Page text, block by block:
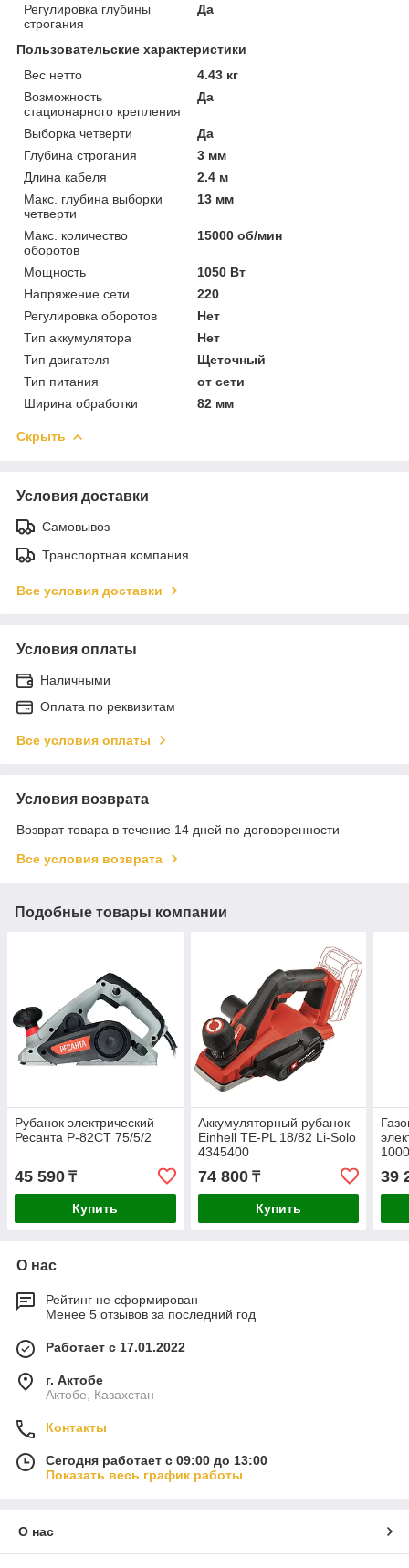
Регулировка глубины
строгания
Да
Пользовательские характеристики
Вес нетто
4.43 кг
Возможность
стационарного крепления
Да
Выборка четверти
Да
Глубина строгания
3 мм
Длина кабеля
2.4 м
Макс. глубина выборки
четверти
13 мм
Макс. количество
оборотов
15000 об/мин
Мощность
1050 Вт
Напряжение сети
220
Регулировка оборотов
Нет
Тип аккумулятора
Нет
Тип двигателя
Щеточный
Тип питания
от сети
Ширина обработки
82 мм
Скрыть
Условия доставки
Самовывоз
Транспортная компания
Все условия доставки
Условия оплаты
Наличными
Оплата по реквизитам
Все условия оплаты
Условия возврата
Возврат товара в течение 14 дней по договоренности
Все условия возврата
Подобные товары компании
Рубанок электрический
Ресанта Р-82СТ 75/5/2
45 590 ₸
Купить
Аккумуляторный рубанок
Einhell TE-PL 18/82 Li-Solo
4345400
74 800₸
Купить
39
О нас
Рейтинг не сформирован
Менее 5 отзывов за последний год
Работает с 17.01.2022
г. Актобе
Актобе, Казахстан
Контакты
Сегодня работает с 09:00 до 13:00
Показать весь график работы
О нас